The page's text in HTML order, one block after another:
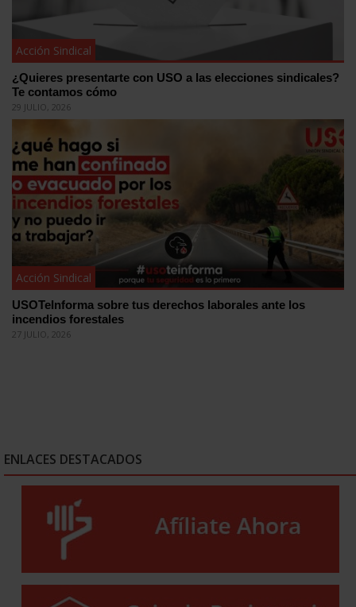
Acción Sindical
¿Quieres presentarte con USO a las elecciones sindicales?
Te contamos cómo
29 JULIO, 2026
Acción Sindical
USOTeInforma sobre tus derechos laborales ante los
incendios forestales
27 JULIO, 2026
ENLACES DESTACADOS